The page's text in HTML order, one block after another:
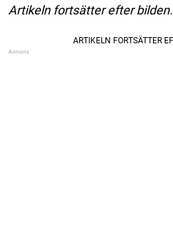
Artikeln fortsätter efter bilden.